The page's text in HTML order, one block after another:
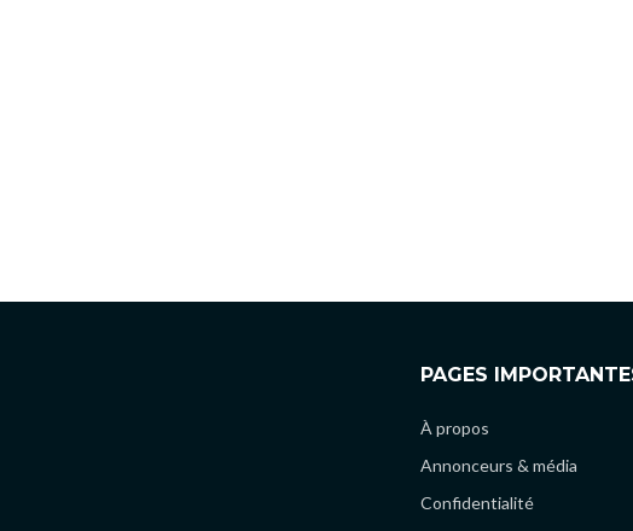
PAGES
À propos
Annonceurs & média
Confidentialité